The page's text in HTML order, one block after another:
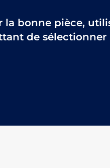
la bonne pièce,
de sélectionner